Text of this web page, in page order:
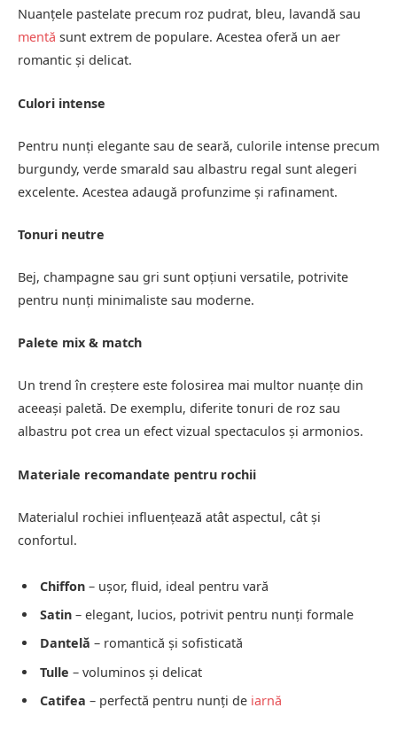
Nuanțele pastelate precum roz pudrat, bleu, lavandă sau
mentă sunt extrem de populare. Acestea oferă un aer
romantic și delicat.
Culori intense
Pentru nunți elegante sau de seară, culorile intense precum
burgundy, verde smarald sau albastru regal sunt alegeri
excelente. Acestea adaugă profunzime și rafinament.
Tonuri neutre
Bej, champagne sau gri sunt opțiuni versatile, potrivite
pentru nunți minimaliste sau moderne.
Palete mix & match
Un trend în creștere este folosirea mai multor nuanțe din
aceeași paletă. De exemplu, diferite tonuri de roz sau
albastru pot crea un efect vizual spectaculos și armonios.
Materiale recomandate pentru rochii
Materialul rochiei influențează atât aspectul, cât și
confortul.
Chiffon – ușor, fluid, ideal pentru vară
Satin – elegant, lucios, potrivit pentru nunți formale
Dantelă – romantică și sofisticată
Tulle – voluminos și delicat
Catifea – perfectă pentru nunți de iarnă